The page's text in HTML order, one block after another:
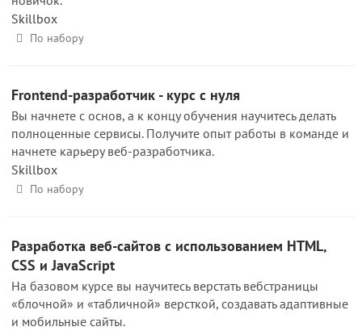
Skillbox
По набору
Frontend-разработчик - курс с нуля
Вы начнете с основ, а к концу обучения научитесь делать
полноценные сервисы. Получите опыт работы в команде и
начнете карьеру веб-разработчика.
Skillbox
По набору
Разработка веб-сайтов с использованием HTML,
CSS и JavaScript
На базовом курсе вы научитесь верстать вебстраницы
«блочной» и «табличной» версткой, создавать адаптивные
и мобильные сайты.